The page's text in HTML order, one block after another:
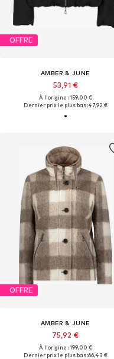
OFFRE
AMBER & JUNE
53,91 €
À l'origine : 159,00 €
Dernier prix le plus bas :47,92 €
OFFRE
AMBER & JUNE
75,92 €
À l'origine : 199,00 €
Dernier prix le plus bas :66,43 €